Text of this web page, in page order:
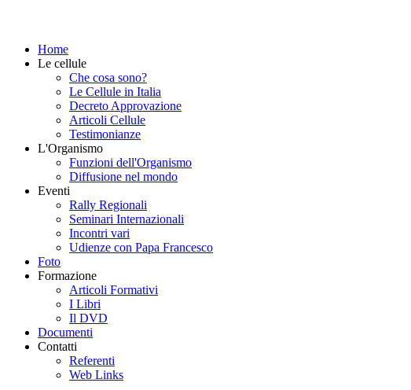
Home
Le cellule
Che cosa sono?
Le Cellule in Italia
Decreto Approvazione
Articoli Cellule
Testimonianze
L'Organismo
Funzioni dell'Organismo
Diffusione nel mondo
Eventi
Rally Regionali
Seminari Internazionali
Incontri vari
Udienze con Papa Francesco
Foto
Formazione
Articoli Formativi
I Libri
Il DVD
Documenti
Contatti
Referenti
Web Links